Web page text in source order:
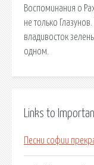
Воспоминания о
не только
владивосток
одном.
Links to
Песни софии